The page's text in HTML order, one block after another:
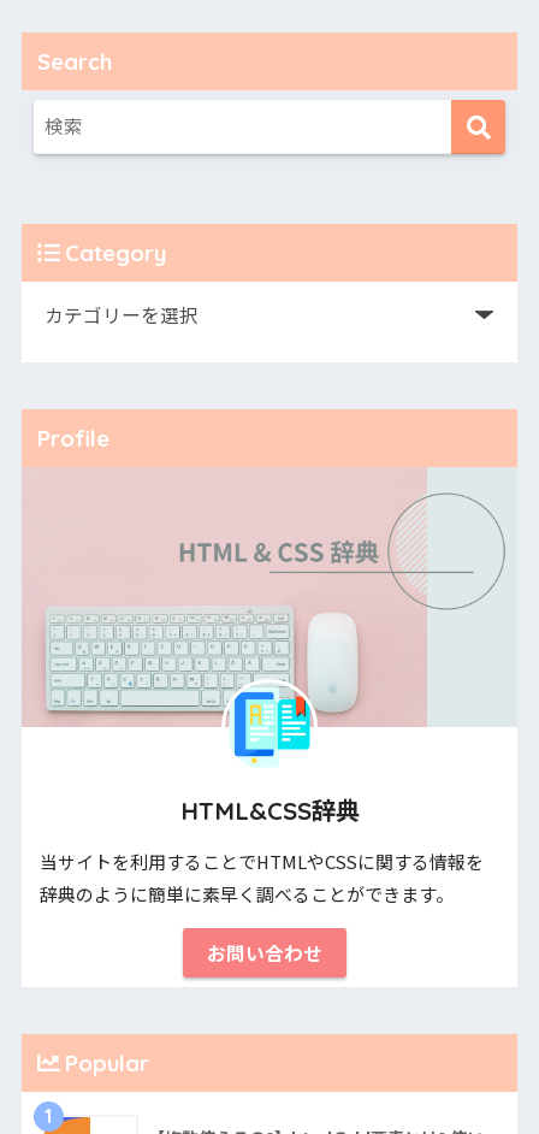
Search
Category
Profile
HTML&CSS辞典
当サイトを利用することでHTMLやCSSに関する情報を
辞典のように簡単に素早く調べることができます。
お問い合わせ
Popular
1